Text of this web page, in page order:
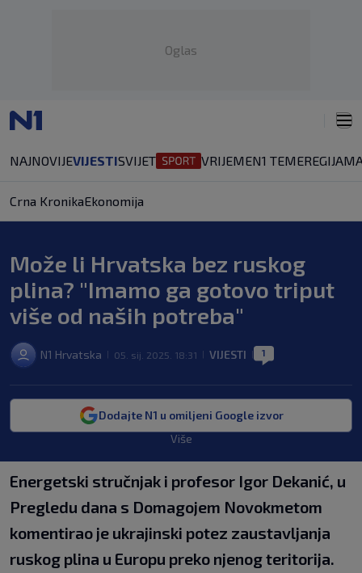
Oglas
NAJNOVIJEVIJESTISVIJET VRIJEMEN1 TEMEREGIJA
Crna KronikaEkonomija
Može li Hrvatska bez ruskog
plina? "Imamo ga gotovo triput
više od naših potreba"
N1 Hrvatska 05. sij. 2025. 18:31 VIJESTI 1
Dodajte N1 u omiljeni Google izvor
Više
Energetski stručnjak i profesor Igor Dekanić, u
Pregledu dana s Domagojem Novokmetom
komentirao je ukrajinski potez zaustavljanja
ruskog plina u Europu preko njenog teritorija.